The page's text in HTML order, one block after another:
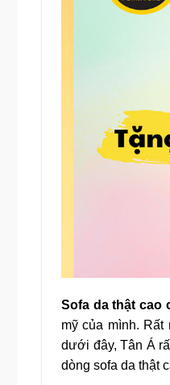
Sofa da thật cao
mỹ của mình.
dưới đây, Tân Á
dòng sofa da thật